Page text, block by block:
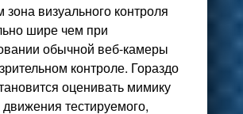
зона визуального контроля
шире чем при
обычной веб-камеры
контроле. Гораздо
оценивать мимику
движения тестируемого,